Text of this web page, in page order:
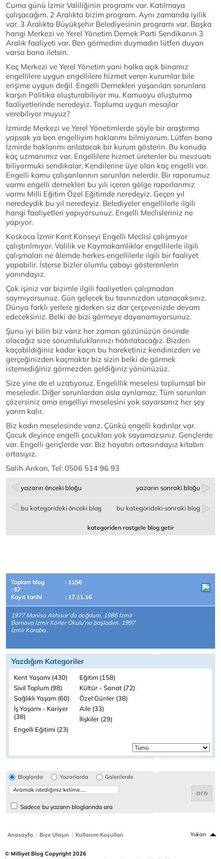
Cuma günü İzmir Valiliğinin programı var. Katılmaya
çalışacağım. 2 Aralıkta bizim program. Aynı zamanda iyilik
var. 3 Aralıkta Büyükşehir Belediyesinin programı var. Başka
hangi Merkezi ve Yerel Yönetim Dernek Parti Sendikanın 3
Aralık faaliyeti var. Ben görmedim duymadın lütfen duyan
varsa bana iletsin.
Kaç Merkezi ve Yerel Yönetim yani halka açık binamız
engellilere uygun engellilere hizmet veren kurumlar bile
erişime uygun değil. Engelli Dernekleri yaşanılan sorunlara
karşın Politika oluşturabiliyor mu. Kamuoyu oluşturma
faaliyetlerinde neredeyiz. Topluma uygun mesajlar
verebiliyor muyuz?
İzmirde Merkezi ve Yerel Yönetimlerde şöyle bir araştırma
yapsak ya ben engelliyim haklarımı bilmiyorum. Lütfen bana
İzmirde haklarımı anlatacak bir kurum gösterin. Bu konuda
kaç uzmanımız var. Engellilere hizmet üretenler bu mevzuatı
biliyormuki sendikalar, Kendilerine üye olan kaç engelli var.
Engelli kamu çalışanlarının sorunları nelerdir. Bir raporumuz
varmı engelli dernekleri bu yılı içeren gölge raporlarımız
varmı Milli Eğitim Özel Eğitimde neredeyiz. Geçen yıl
neredeydik bu yıl neredeyiz. Belediyeler engellilerle ilgili
hangi faaliyetleri yapıyorsunuz. Engelli Meclisleriniz ne
yapıyor.
Koskoca İzmir Kent Konseyi Engelli Meclisi çalışmıyor
çalıştırılmıyor. Valilik ve Kaymakamlıklar engellilerle ilgili
çalışmaları ne âlemde herkes engellilerle ilgili bir faaliyet
yapabilir. İsterse bizler olumlu çabayı gösterenlerin
yanındayız.
Çok işiniz var bizimle ilgili faaliyetleri çalışmadan
saymıyorsunuz. Gün gelecek bu tavrınızdan utanacaksınız.
Dünya farklı yerlere giderken siz dar çerçevenizde devam
edeceksiniz. Belki de bizi görmeye dayanamıyorsunuz.
Şunu iyi bilin biz varız her zaman gözünüzün önünde
olacağız size sorumluluklarınızı hatırlatacağız. Bizden
kaçabildiğiniz kadar kaçın bu hareketiniz kendinizden ve
gerçeğinizden kaçmaktır biz sizin belki de görmek
istemediğiniz görmezden geldiğiniz yönünüzüz.
Size yine de el uzatıyoruz. Engelillik meselesi toplumsal bir
meseledir. Diğer sorunlardan asla ayrılamaz. Tüm sorunları
çözersiniz ama engelliyi meselesini yok sayarsanız her şey
yarım kalır.
Biz kadın meselesinde varız. Çünkü engelli kadınlar var.
Çocuk deyince engelli çocukları yok sayamazsınız. Gençlerde
var. Engelli gençlerde var. Biz hayatın ortasındayız kitabın
ortasıyız.
Salih Arıkan, Tel: 0506 514 96 93
yazarın önceki bloğu yazarın sonraki bloğu
bu kategorideki önceki blog bu kategorideki sonraki blog
kategoriden rastgele blog getir
Toplam blog
: 1156
: 67
Kayıt tarihi
: 17.11.16
1977 Manisa Akhisar'da doğdum. 1986 İzmir
Bornova İzmir Körler Okulu'na başladım. 1997
İzmir Karaba..
Yazdığım Kategoriler
Kent Yaşamı (430)
Eğitim (158)
Sivil Toplum (98)
Kültür - Sanat (72)
Sağlıklı Yaşam (60)
Özel Günler (38)
İş Yaşamı - Kariyer
(38)
Aile (33)
İlişkiler (29)
Engelli Eğitimi (23)
Bloglarda Yazarlarda Galerilerde
Sadece bu yazarın bloglarında ara
Anasayfa | Bize Ulaşın | Kullanım Koşulları Yukarı
© Milliyet Blog Copyright 2026